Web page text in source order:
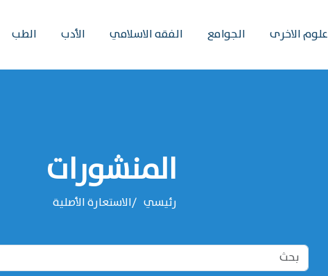
علوم الاخرى الجوامع الفقه الاسلامي الأدب الطب
المنشورات
رئيسي الاستعارة الأصلية